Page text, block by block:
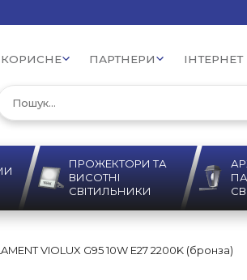
КОРИСНЕ ПАРТНЕРИ
ПРОЖЕКТОРИ ТА
ВИСОТНІ
СВІТИЛЬНИКИ
VIOLUX G95 10W E27 2200K (бронза)